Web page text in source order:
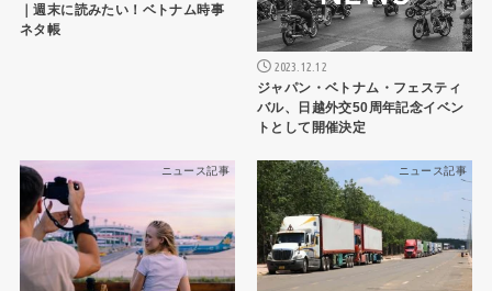
｜週末に読みたい！ベトナム時事
ネタ帳
2023.12.12
ジャパン・ベトナム・フェスティ
バル、日越外交50周年記念イベン
トとして開催決定
ニュース記事 ニュース記事